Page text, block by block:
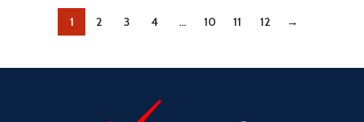
1 2 3 4 … 10 11 12 →